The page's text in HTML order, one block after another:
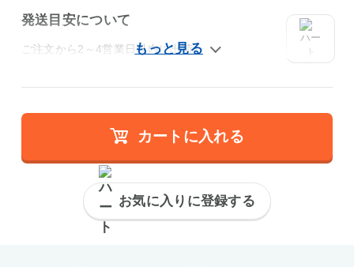
発送目安について
ご注文から2～4営業日以内に出荷
カートに入れる
お気に入りに登録する